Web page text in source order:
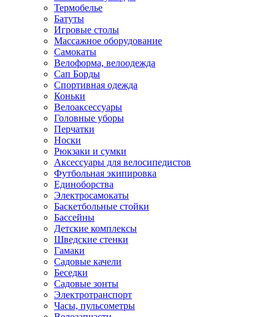
Термобелье
Батуты
Игровые столы
Массажное оборудование
Самокаты
Велоформа, велоодежда
Сап Борды
Спортивная одежда
Коньки
Велоаксессуары
Головные уборы
Перчатки
Носки
Рюкзаки и сумки
Аксессуары для велосипедистов
Футбольная экипировка
Единоборства
Электросамокаты
Баскетбольные стойки
Бассейны
Детские комплексы
Шведские стенки
Гамаки
Садовые качели
Беседки
Садовые зонты
Электротранспорт
Часы, пульсометры